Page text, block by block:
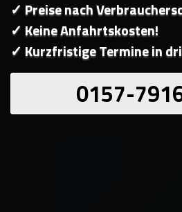
✓ Preise nach
✓ Keine Anfahrtskosten!
✓ Kurzfristige Termine in
0157-